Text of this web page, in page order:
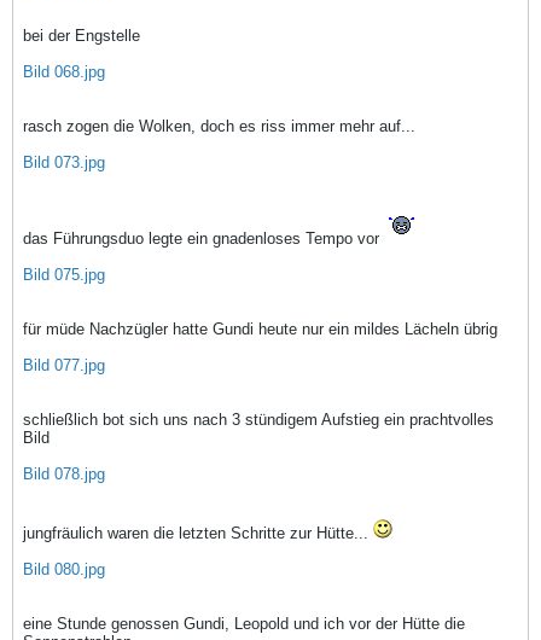
bei der Engstelle
Bild 068.jpg
rasch zogen die Wolken, doch es riss immer mehr auf...
Bild 073.jpg
das Führungsduo legte ein gnadenloses Tempo vor
Bild 075.jpg
für müde Nachzügler hatte Gundi heute nur ein mildes Lächeln übrig
Bild 077.jpg
schließlich bot sich uns nach 3 stündigem Aufstieg ein prachtvolles
Bild
Bild 078.jpg
jungfräulich waren die letzten Schritte zur Hütte...
Bild 080.jpg
eine Stunde genossen Gundi, Leopold und ich vor der Hütte die